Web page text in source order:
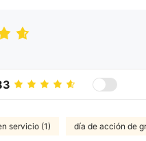
servicio (1) día de acción de